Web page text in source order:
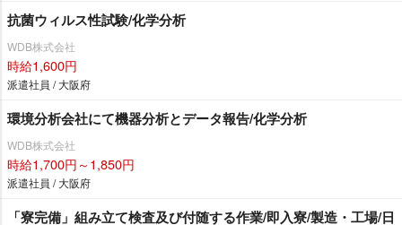
抗菌ウィルス性試験/化学分析
WDB株式会社
時給1,600円
派遣社員 / 大阪府
環境分析会社にて機器分析とデータ報告/化学分析
WDB株式会社
時給1,700円～1,850円
派遣社員 / 大阪府
「寮完備」組み立て検査及び付随する作業/即入寮/製造・工場/日